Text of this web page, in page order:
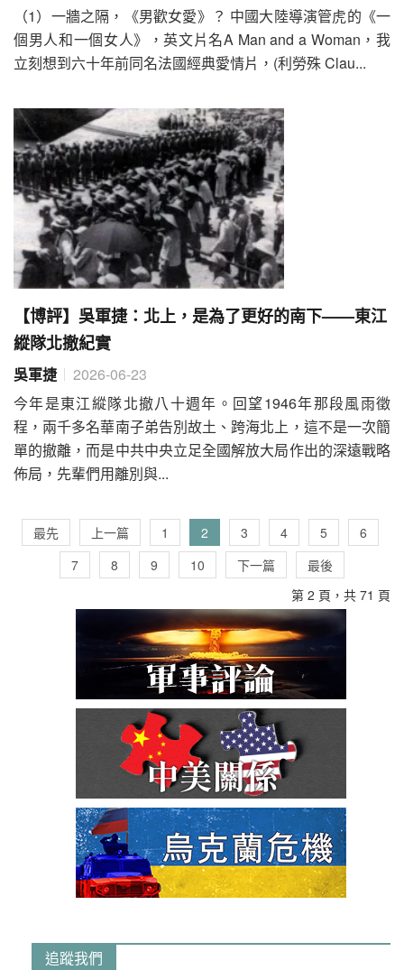
（1）一牆之隔，《男歡女愛》？ 中國大陸導演管虎的《一
個男人和一個女人》，英文片名A Man and a Woman，我
立刻想到六十年前同名法國經典愛情片，(利勞殊 Clau...
【博評】吳軍捷：北上，是為了更好的南下——東江
縱隊北撤紀實
吳軍捷
2026-06-23
今年是東江縱隊北撤八十週年。回望1946年那段風雨徵
程，兩千多名華南子弟告別故土、跨海北上，這不是一次簡
單的撤離，而是中共中央立足全國解放大局作出的深遠戰略
佈局，先輩們用離別與...
最先 上一篇 1 2 3 4 5
6
7
8 9 10 下一篇
最後
第 2 頁，共 71 頁
追蹤我們